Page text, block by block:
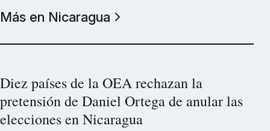
Más en Nicaragua
Diez países de la OEA rechazan la
pretensión de Daniel Ortega de anular las
elecciones en Nicaragua